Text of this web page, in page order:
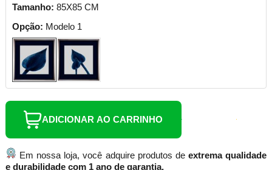
Tamanho: 85X85 CM
Opção: Modelo 1
ADICIONAR AO CARRINHO
Em nossa loja, você adquire produtos de extrema qualidade
e durabilidade com 1 ano de garantia.